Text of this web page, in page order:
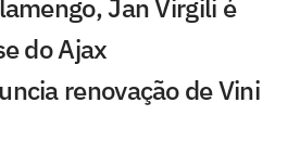
Jan Virgili é
do Ajax
renovação de Vini